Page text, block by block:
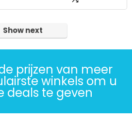
Show next
prijzen van meer
winkels om u
deals te geven